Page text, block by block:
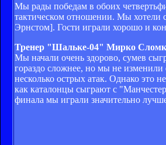
Мы рады победам в обоих
тактическом отношении. Мы хотели
Эрнстом]. Гости играли хорошо и
Тренер "Шальке-04" Мирко
Мы начали очень здорово, сумев
гораздо сложнее, но мы не
несколько острых атак. Однако это
как каталонцы сыграют с
финала мы играли значительно